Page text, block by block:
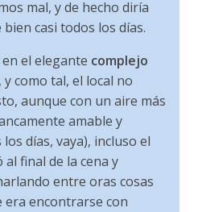
mal, y de hecho diría
casi todos los días.
el elegante complejo
, y como tal, el local no
aunque con un aire más
amable y
días, vaya), incluso el
al final de la cena y
entre oras cosas
encontrarse con